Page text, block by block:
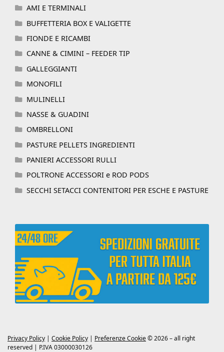
AMI E TERMINALI
BUFFETTERIA BOX E VALIGETTE
FIONDE E RICAMBI
CANNE & CIMINI – FEEDER TIP
GALLEGGIANTI
MONOFILI
MULINELLI
NASSE & GUADINI
OMBRELLONI
PASTURE PELLETS INGREDIENTI
PANIERI ACCESSORI RULLI
POLTRONE ACCESSORI e ROD PODS
SECCHI SETACCI CONTENITORI PER ESCHE E PASTURE
Privacy Policy | Cookie Policy | Preferenze Cookie© 2026 – all right
reserved | P.IVA 03000030126